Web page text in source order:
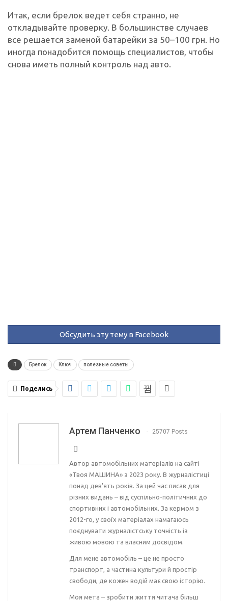
Итак, если брелок ведет себя странно, не
откладывайте проверку. В большинстве случаев
все решается заменой батарейки за 50–100 грн. Но
иногда понадобится помощь специалистов, чтобы
снова иметь полный контроль над авто.
Обсудить эту тему в Facebook
Брелок Ключ полезные советы
Поделись
Артем Панченко 25707 Posts
Автор автомобільних матеріалів на сайті
«Твоя МАШИНА» з 2023 року. В журналістиці
понад дев’ять років. За цей час писав для
різних видань – від суспільно-політичних до
спортивних і автомобільних. За кермом з
2012-го, у своїх матеріалах намагаюсь
поєднувати журналістську точність із
живою мовою та власним досвідом.
Для мене автомобіль – це не просто
транспорт, а частина культури й простір
свободи, де кожен водій має свою історію.
Моя мета – зробити життя читача більш